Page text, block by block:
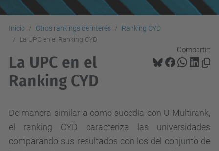
Inicio Otros rankings de interés
Ranking CYD
La UPC en el Ranking CYD
Compartir:
La UPC en el
Ranking CYD
De manera similar a como sucedía con U-Multirank,
el ranking CYD caracteriza las universidades
comparando sus resultados con los del conjunto de